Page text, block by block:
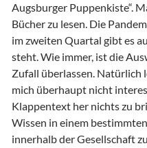
Augsburger Puppenkiste“.
Bücher zu lesen. Die
im zweiten Quartal gibt es
steht. Wie immer, ist die
Zufall überlassen. Natürlich
mich überhaupt nicht
Klappentext her nichts zu
Wissen in einem
innerhalb der Gesellschaft